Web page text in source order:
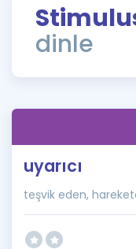
Rehberlik Aracı
ÖSYM Sınav
İngilizce Gramer
dinle
uyarıcı
teşvik eden,